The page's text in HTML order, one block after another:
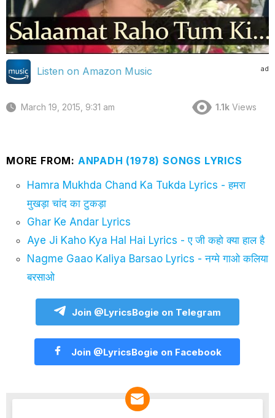
ad
Listen on Amazon Music
March 19, 2015, 9:31 am 1.1k Views
MORE FROM: ANPADH (1978) SONGS LYRICS
Hamra Mukhda Chand Ka Tukda Lyrics - हमरा
मुखड़ा चांद का टुकड़ा
Ghar Ke Andar Lyrics
Aye Ji Kaho Kya Hal Hai Lyrics - ए जी कहो क्या हाल है
Nagme Gaao Kaliya Barsao Lyrics - नग्मे गाओ कलिया
बरसाओ
Join @LyricsBogie on Telegram
Join @LyricsBogie on Facebook